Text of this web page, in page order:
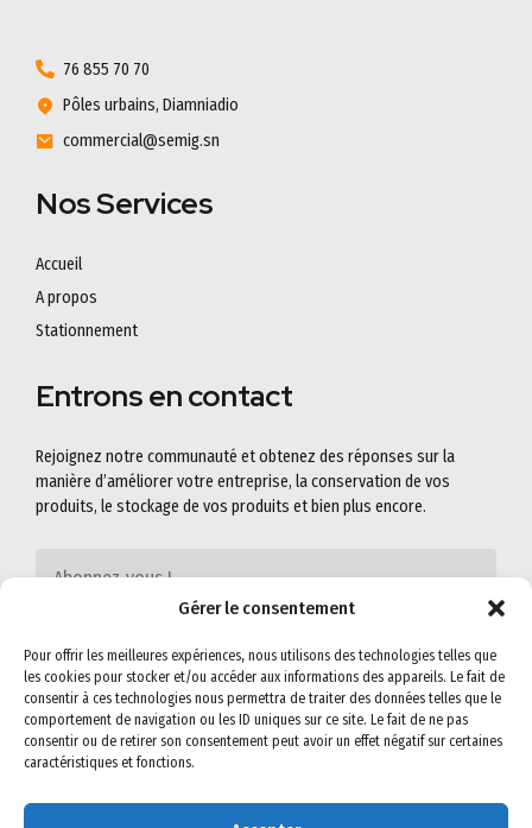
Gérer le consentement
Pour offrir les meilleures expériences, nous utilisons des technologies telles que
les cookies pour stocker et/ou accéder aux informations des appareils. Le fait de
consentir à ces technologies nous permettra de traiter des données telles que le
comportement de navigation ou les ID uniques sur ce site. Le fait de ne pas
consentir ou de retirer son consentement peut avoir un effet négatif sur certaines
caractéristiques et fonctions.
76 855 70 70
Pôles urbains, Diamniadio
commercial@semig.sn
Nos Services
Accueil
A propos
Stationnement
Entrons en contact
Rejoignez notre communauté et obtenez des réponses sur la
manière d’améliorer votre entreprise, la conservation de vos
produits, le stockage de vos produits et bien plus encore.